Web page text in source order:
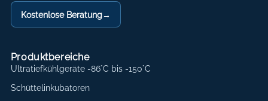
Kostenlose Beratung→
Produktbereiche
Ultratiefkühlgeräte -86°C bis -150°C
Schüttelinkubatoren